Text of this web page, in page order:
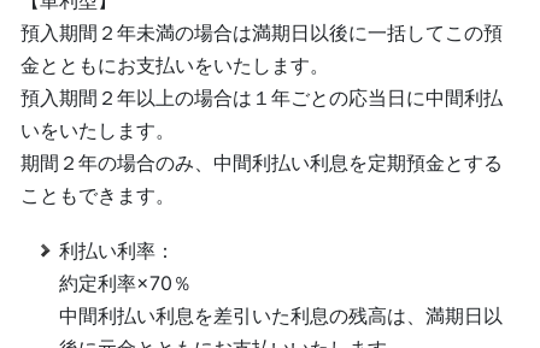
預入期間２年未満の場合は満期日以後に一括してこの預
金とともにお支払いをいたします。
預入期間２年以上の場合は１年ごとの応当日に中間利払
いをいたします。
期間２年の場合のみ、中間利払い利息を定期預金とする
こともできます。
利払い利率：
約定利率×70％
中間利払い利息を差引いた利息の残高は、満期日以